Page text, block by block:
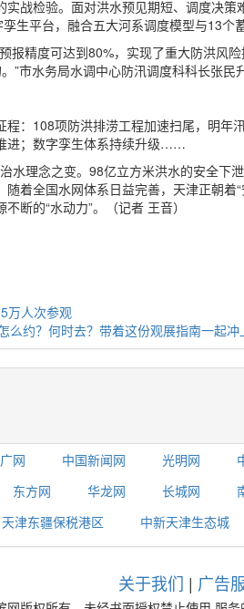
战检验。面对洪水预见期短、调度决策
生平台，融合五大河系调度模型与13个
报精度可达到80%，实现了重大防洪风
”市水务局水调中心防汛调度科科长张民
：108项防洪排涝工程加速扫尾，明年
进；数字孪生体系持续升级……
水理念之变。98亿立方米洪水的安全下
着全国水网体系日益完善，天津正朝着
断的“水动力”。（记者 王音）
万人次参观
约？何时去？带着这份观展指南一起冲
网 中国新闻网 光明网
东方网 华龙网 长城网
天津东疆保税港区 中新天津生态城
关于我们 | 广告